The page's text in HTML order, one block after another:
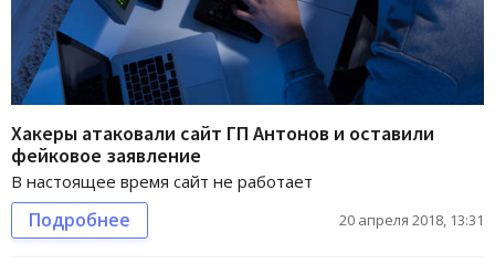
Хакеры атаковали сайт ГП Антонов и оставили
фейковое заявление
В настоящее время сайт не работает
Подробнее 20 апреля 2018, 13:31